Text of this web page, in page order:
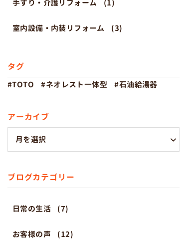
手すり・介護リフォーム (1)
室内設備・内装リフォーム (3)
タグ
TOTO ネオレスト一体型 石油給湯器
アーカイブ
ブログカテゴリー
日常の生活 (7)
お客様の声 (12)